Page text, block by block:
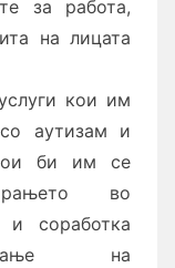
за работа,
на лицата
кои им
аутизам и
би им се
во
и соработка
на